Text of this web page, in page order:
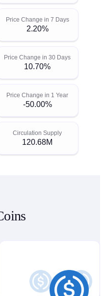
Price Change in 7 Days
2.20%
Price Change in 30 Days
10.70%
Price Change in 1 Year
-50.00%
Circulation Supply
120.68M